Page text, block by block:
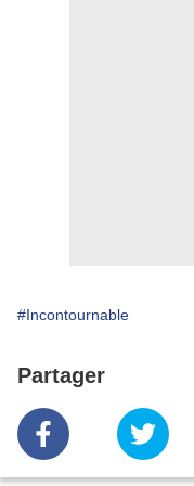
#Incontournable
Partager